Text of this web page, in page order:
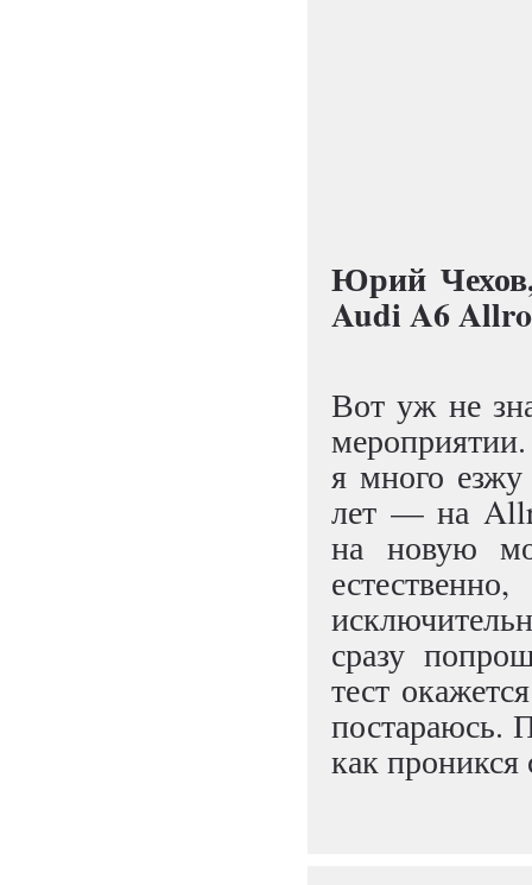
Юрий
Audi A6
Вот уж не
я много
лет — на
на новую
сразу
тест
постараюсь.
как